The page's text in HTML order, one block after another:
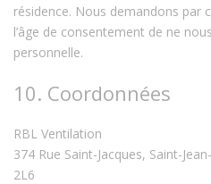
résidence. Nous demandons par
l’âge de consentement de ne
personnelle.
10. Coordonnées
RBL Ventilation
374 Rue Saint-Jacques, Saint-
2L6